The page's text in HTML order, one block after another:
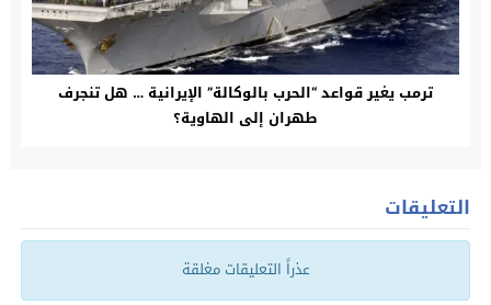
ترمب يغير قواعد “الحرب بالوكالة” الإيرانية … هل تنجرف
طهران إلى الهاوية؟
التعليقات
عذراً التعليقات مغلقة